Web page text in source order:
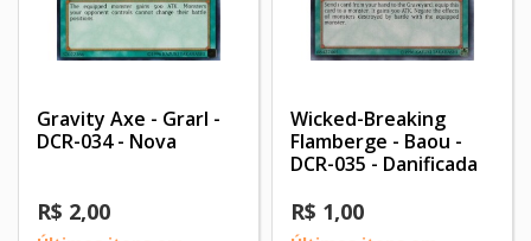
Gravity Axe - Grarl -
DCR-034 - Nova
R$ 2,00
Wicked-Breaking
Flamberge - Baou -
DCR-035 - Danificada
R$ 1,00